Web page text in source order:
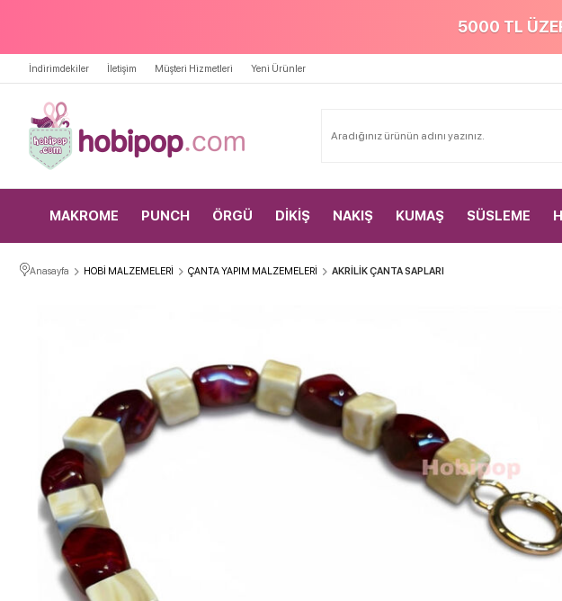
5000 TL
İndirimdekiler İletişim Müşteri Hizmetleri Yeni Ürünler
MAKROME PUNCH ÖRGÜ DİKİŞ NAKIŞ KUMAŞ SÜSLEME
Anasayfa HOBİ MALZEMELERİ ÇANTA YAPIM MALZEMELERİ AKRİLİK ÇANTA SAPLARI